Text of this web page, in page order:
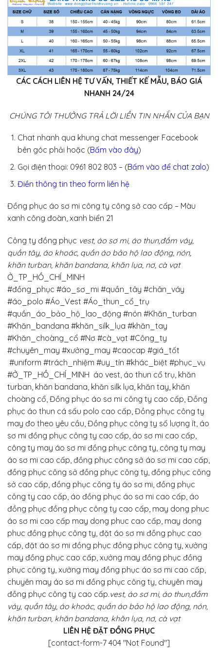
CÁC CÁCH LIÊN HỆ TƯ VẤN, THIẾT KẾ MẪU, BÁO GIÁ
NHANH 24/24
CHÚNG TÔI THƯỞNG TRẢ LỜI LIỀN TIN NHẮN CỦA BẠN
Chat nhanh qua khung chat messenger Facebook
bên góc phải hoặc (Bấm vào đây)
Gọi điện thoại: 0961 802 803 – (Bấm vào để chat zalo)
Điền thông tin theo form liên hệ
Đồng phục áo sơ mi công ty công sở cao cấp – Màu
xanh công đoàn, xanh biển 21
Công ty đồng phục vest, áo sơ mi, áo thun,đầm váy,
quần tây, áo khoác, quần áo bảo hộ lao động, nón,
khăn turban, khăn bandana, khăn lụa, nơ, cà vạt
Ở_TP_HỒ_CHÍ_MINH
#đồng_phục #áo_sơ_mi #quần_tây #chân_váy
#áo_polo #Áo_Vest #Áo_thun_cổ_trụ
#quần_áo_bảo_hộ_lao_động #nón #Khăn_turban
#Khăn_bandana #khăn_silk_lụa #khăn_tay
#Khăn_choàng_cổ #Nơ #cà_vạt #Công_ty
#chuyên_may #xưởng_may #caocap #giá_tốt
#uniform #trách_nhiệm #uy_tín #khác_biệt #phục_vụ
#Ở_TP_HỒ_CHÍ_MINH áo vest, áo thun cổ trụ, khăn
turban, khăn bandana, khăn silk lụa, khăn tay, khăn
choàng cổ, Đồng phục áo sơ mi công ty cao cấp, Đồng
phục áo thun cá sấu polo cao cấp, Đồng phục công ty
may đo theo yêu cầu, Đồng phục công ty số lượng ít, áo
sơ mi đồng phục công ty cao cấp, áo sơ mi cao cấp,
công ty may áo sơ mi đồng phục công ty, công ty may
áo sơ mi cao cấp, đồng phục công sở áo sơ mi cao cấp,
đồng phục công sở đồng phục công ty, đồng phục công
sở cao cấp, đồng phục công ty áo sơ mi, đồng phục
công ty cao cấp, áo đồng phục áo sơ mi cao cấp, áo
đồng phục đồng phục công ty cao cấp, may dong phuc
áo sơ mi cao cấp may dong phuc cao cấp, may dong
phuc đồng phục công ty, đặt áo sơ mi đồng phục cao
cấp, đặt áo sơ mi đồng phục đồng phục công ty, xưởng
may đồng phục cao cấp, xưởng may đồng phục đồng
phục công ty, xưởng may đồng phục áo sơ mi cao cấp,
chuyên may áo sơ mi đồng phục công ty, chuyên may
đồng phục công ty cao cấp.vest, áo sơ mi, áo thun,đầm
váy, quần tây, áo khoác, quần áo bảo hộ lao động, nón,
khăn turban, khăn bandana, khăn lụa, nơ, cà vạt
LIÊN HỆ ĐẶT ĐỒNG PHỤC
[contact-form-7 404 "Not Found"]